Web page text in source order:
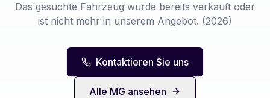
Das gesuchte Fahrzeug wurde bereits verkauft oder
ist nicht mehr in unserem Angebot. (2026)
Kontaktieren Sie uns
Alle MG ansehen